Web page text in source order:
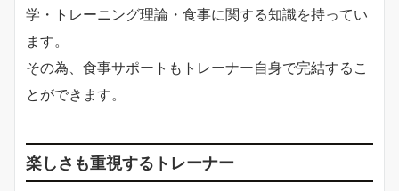
学・トレーニング理論・食事に関する知識を持ってい
ます。
その為、食事サポートもトレーナー自身で完結するこ
とができます。
楽しさも重視するトレーナー